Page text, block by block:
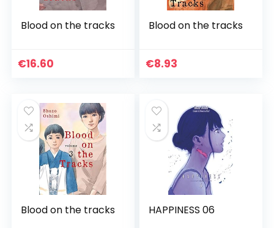
Blood on the tracks
€16.60
Blood on the tracks
€8.93
Blood on the tracks HAPPINESS 06